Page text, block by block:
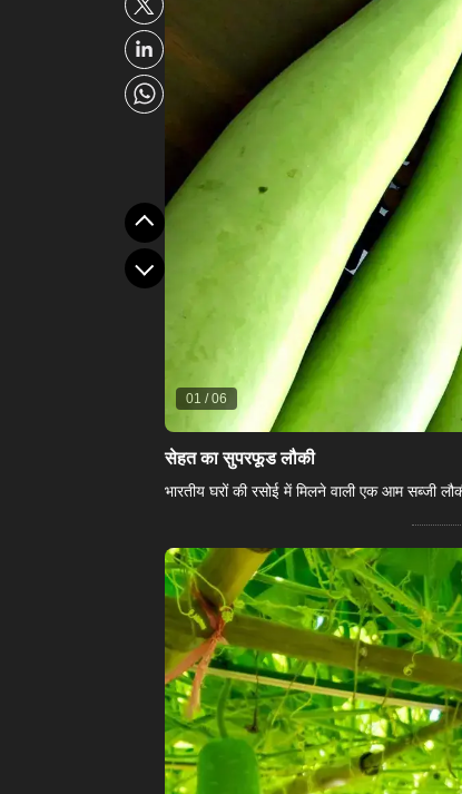
01 /06
​सेहत का सुपरफूड लौकी​
भारतीय घरों की रसोई में मिलने वाली एक आम सब्जी